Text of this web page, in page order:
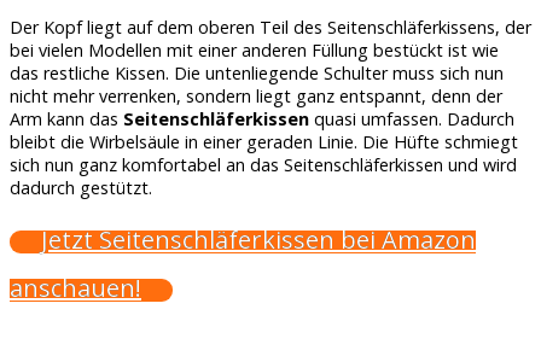
Der Kopf liegt auf dem oberen Teil des Seitenschläferkissens, der
bei vielen Modellen mit einer anderen Füllung bestückt ist wie
das restliche Kissen. Die untenliegende Schulter muss sich nun
nicht mehr verrenken, sondern liegt ganz entspannt, denn der
Arm kann das Seitenschläferkissen quasi umfassen. Dadurch
bleibt die Wirbelsäule in einer geraden Linie. Die Hüfte schmiegt
sich nun ganz komfortabel an das Seitenschläferkissen und wird
dadurch gestützt.
Jetzt Seitenschläferkissen bei Amazon
anschauen!